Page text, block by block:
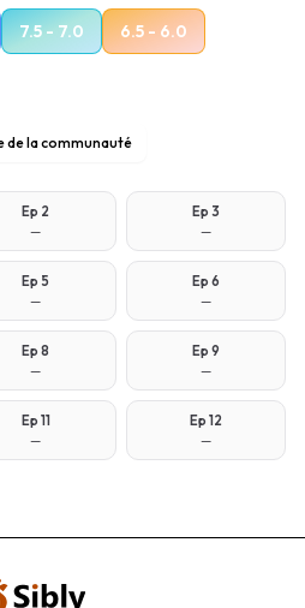
7.5 - 7.0 6.5 - 6.0
de la communauté
Ep 2
—
Ep 3
—
Ep5
—
Ep 6
—
Ep8
—
Ep 9
—
Ep 11
—
Ep 12
—